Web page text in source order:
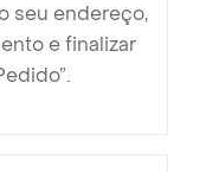
seu endereço,
e finalizar